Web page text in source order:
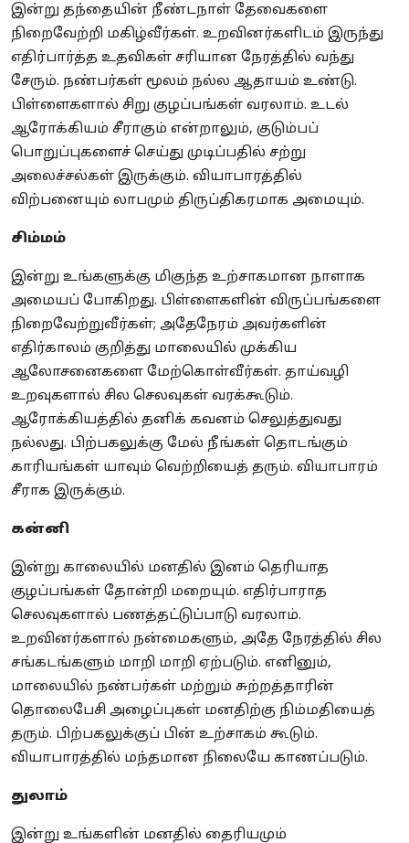
இன்று தந்தையின் நீண்டநாள் தேவைகளை
நிறைவேற்றி மகிழ்வீர்கள். உறவினர்களிடம் இருந்து
எதிர்பார்த்த உதவிகள் சரியான நேரத்தில் வந்து
சேரும். நண்பர்கள் மூலம் நல்ல ஆதாயம் உண்டு.
பிள்ளைகளால் சிறு குழப்பங்கள் வரலாம். உடல்
ஆரோக்கியம் சீராகும் என்றாலும், குடும்பப்
பொறுப்புகளைச் செய்து முடிப்பதில் சற்று
அலைச்சல்கள் இருக்கும். வியாபாரத்தில்
விற்பனையும் லாபமும் திருப்திகரமாக அமையும்.
சிம்மம்
இன்று உங்களுக்கு மிகுந்த உற்சாகமான நாளாக
அமையப் போகிறது. பிள்ளைகளின் விருப்பங்களை
நிறைவேற்றுவீர்கள்; அதேநேரம் அவர்களின்
எதிர்காலம் குறித்து மாலையில் முக்கிய
ஆலோசனைகளை மேற்கொள்வீர்கள். தாய்வழி
உறவுகளால் சில செலவுகள் வரக்கூடும்.
ஆரோக்கியத்தில் தனிக் கவனம் செலுத்துவது
நல்லது. பிற்பகலுக்கு மேல் நீங்கள் தொடங்கும்
காரியங்கள் யாவும் வெற்றியைத் தரும். வியாபாரம்
சீராக இருக்கும்.
கன்னி
இன்று காலையில் மனதில் இனம் தெரியாத
குழப்பங்கள் தோன்றி மறையும். எதிர்பாராத
செலவுகளால் பணத்தட்டுப்பாடு வரலாம்.
உறவினர்களால் நன்மைகளும், அதே நேரத்தில் சில
சங்கடங்களும் மாறி மாறி ஏற்படும். எனினும்,
மாலையில் நண்பர்கள் மற்றும் சுற்றத்தாரின்
தொலைபேசி அழைப்புகள் மனதிற்கு நிம்மதியைத்
தரும். பிற்பகலுக்குப் பின் உற்சாகம் கூடும்.
வியாபாரத்தில் மந்தமான நிலையே காணப்படும்.
துலாம்
இன்று உங்களின் மனதில் தைரியமும்